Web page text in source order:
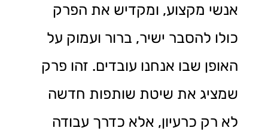
אנשי מקצוע, ומקדיש את הפרק
כולו להסבר ישיר, ברור ועמוק על
האופן שבו אנחנו עובדים. זהו פרק
שמציג את שיטת שותפות חדשה
לא רק כרעיון, אלא כדרך עבודה